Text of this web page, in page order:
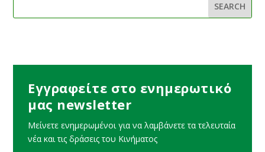
Εγγραφείτε στο ενημερωτικό
μας newsletter
Μείνετε ενημερωμένοι για να λαμβάνετε τα τελευταία
νέα και τις δράσεις του Κινήματος